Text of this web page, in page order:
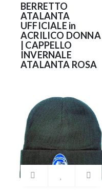
BERRETTO
ATALANTA
UFFICIALE in
ACRILICO DONNA
| CAPPELLO
INVERNALE
ATALANTA ROSA